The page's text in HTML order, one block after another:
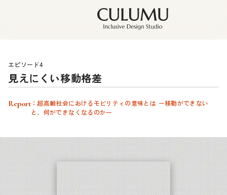
見えにくい移動格差
エピソード4
Report ：超高齢社会におけるモビリティの意味とは ー移動ができない
と、何ができなくなるのかー